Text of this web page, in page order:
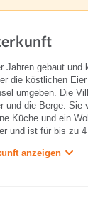
Jahren gebaut
die köstlichen
umgeben. Die
und die Berge.
Küche und ein
und ist für bis zu
anzeigen